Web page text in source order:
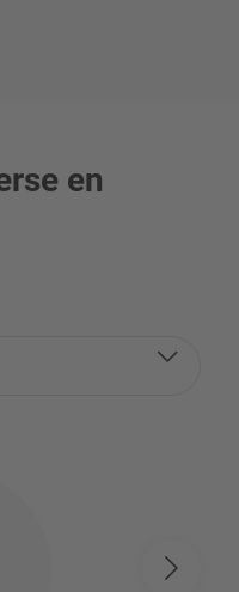
en